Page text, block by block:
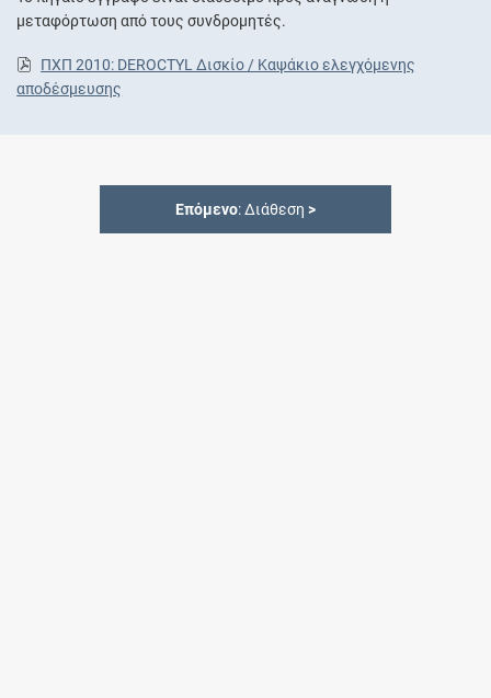
μεταφόρτωση από τους συνδρομητές.
ΠΧΠ 2010: DEROCTYL Δισκίο / Καψάκιο ελεγχόμενης
αποδέσμευσης
Επόμενο: Διάθεση >